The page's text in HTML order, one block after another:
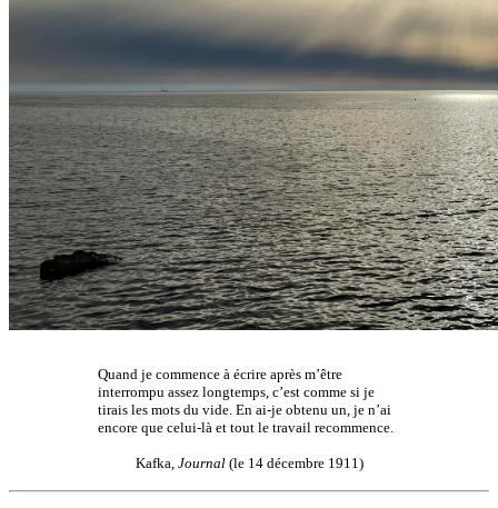
Quand je commence à écrire après m’être
interrompu assez longtemps, c’est comme si je
tirais les mots du vide. En ai-je obtenu un, je n’ai
encore que celui-là et tout le travail recommence.
Kafka, Journal(le 14 décembre 1911)